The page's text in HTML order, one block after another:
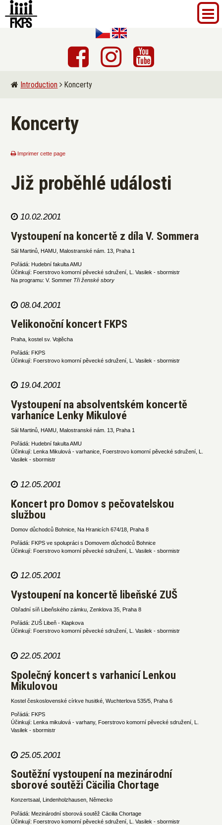
Introduction Koncerty
Koncerty
Imprimer cette page
Již proběhlé události
10.02.2001
Vystoupení na koncertě z díla V. Sommera
Sál Martinů, HAMU, Malostranské nám. 13, Praha 1
Pořádá: Hudební fakulta AMU
Účinkují: Foerstrovo komorní pěvecké sdružení, L. Vasilek - sbormistr
Na programu: V. Sommer Tři ženské sbory
08.04.2001
Velikonoční koncert FKPS
Praha, kostel sv. Vojtěcha
Pořádá: FKPS
Účinkují: Foerstrovo komorní pěvecké sdružení, L. Vasilek - sbormistr
19.04.2001
Vystoupení na absolventském koncertě
varhanice Lenky Mikulové
Sál Martinů, HAMU, Malostranské nám. 13, Praha 1
Pořádá: Hudební fakulta AMU
Účinkují: Lenka Mikulová - varhanice, Foerstrovo komorní pěvecké sdružení, L.
Vasilek - sbormistr
12.05.2001
Koncert pro Domov s pečovatelskou
službou
Domov důchodců Bohnice, Na Hranicích 674/18, Praha 8
Pořádá: FKPS ve spolupráci s Domovem důchodců Bohnice
Účinkují: Foerstrovo komorní pěvecké sdružení, L. Vasilek - sbormistr
12.05.2001
Vystoupení na koncertě libeňské ZUŠ
Obřadní síň Libeňského zámku, Zenklova 35, Praha 8
Pořádá: ZUŠ Libeň - Klapkova
Účinkují: Foerstrovo komorní pěvecké sdružení, L. Vasilek - sbormistr
22.05.2001
Společný koncert s varhanicí Lenkou
Mikulovou
Kostel československé církve husitké, Wuchterlova 535/5, Praha 6
Pořádá: FKPS
Účinkují: Lenka mikulová - varhany, Foerstrovo komorní pěvecké sdružení, L.
Vasilek - sbormistr
25.05.2001
Soutěžní vystoupení na mezinárodní
sborové soutěži Cäcilia Chortage
Konzertsaal, Lindenholzhausen, Německo
Pořádá: Mezinárodní sborová soutěž Cäcilia Chortage
Účinkují: Foerstrovo komorní pěvecké sdružení, L. Vasilek - sbormistr